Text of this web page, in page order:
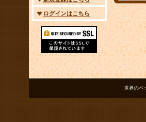
ログインはこちら
世界のペ